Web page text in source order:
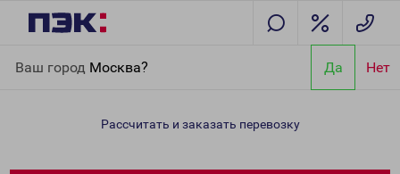
Ваш город Москва? Да Нет
Новороссийск
Рассчитать и заказать перевозку